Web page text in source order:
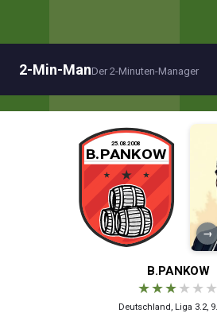
2-Min-ManDer 2-Minuten-Manager
→
B.PANKOW
★★★★ ★ ★
Deutschland, Liga 3.2,